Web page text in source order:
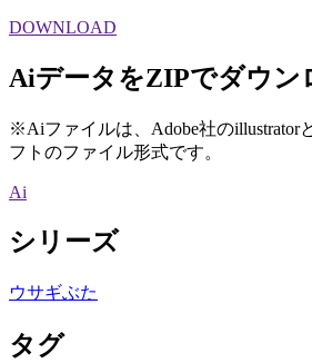
DOWNLOAD
AiデータをZIPでダウン
※Aiファイルは、Adobe社のillustrator
フトのファイル形式です。
Ai
シリーズ
ウサギぶた
タグ